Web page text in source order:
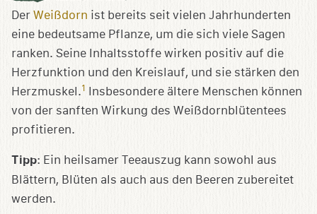
speichern
Der Weißdorn ist bereits seit vielen Jahrhunderten
eine bedeutsame Pflanze, um die sich viele Sagen
ranken. Seine Inhaltsstoffe wirken positiv auf die
Herzfunktion und den Kreislauf, und sie stärken den
Herzmuskel.1
Insbesondere ältere Menschen können
von der sanften Wirkung des Weißdornblütentees
profitieren.
Tipp: Ein heilsamer Teeauszug kann sowohl aus
Blättern, Blüten als auch aus den Beeren zubereitet
werden.